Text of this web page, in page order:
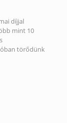
díjjal
mint 10
törődünk